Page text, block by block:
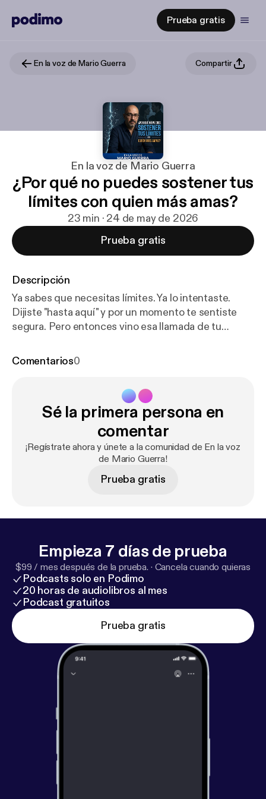
Prueba gratis
En la voz de Mario Guerra Compartir
En la voz de Mario Guerra
¿Por qué no puedes sostener tus
límites con quien más amas?
23 min · 24 de may de 2026
Prueba gratis
Descripción
Ya sabes que necesitas límites. Ya lo intentaste.
Dijiste "hasta aquí" y por un momento te sentiste
segura. Pero entonces vino esa llamada de tu
hijo... y cediste otra vez 😔 En este episodio no te
desploman justamente con quienes más amas, qué
mecanismos internos los sabotean y qué puedes
hacer para empezar a sostenerlos sin culpa. Porque
el amor real no pide que te borres 🎧 Escúchalo
ahora y descubre lo que nadie te dice sobre los
Comentarios0
Sé la primera persona en
comentar
¡Regístrate ahora y únete a la comunidad de En la voz
de Mario Guerra!
Prueba gratis
Empieza 7 días de prueba
$99 / mes después de la prueba. · Cancela cuando quieras
Podcasts solo en Podimo
20 horas de audiolibros al mes
Podcast gratuitos
Prueba gratis